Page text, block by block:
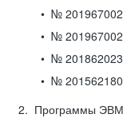
№
№
№
№
Программы ЭВМ